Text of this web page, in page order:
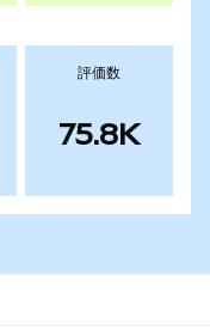
評価数
75.8K